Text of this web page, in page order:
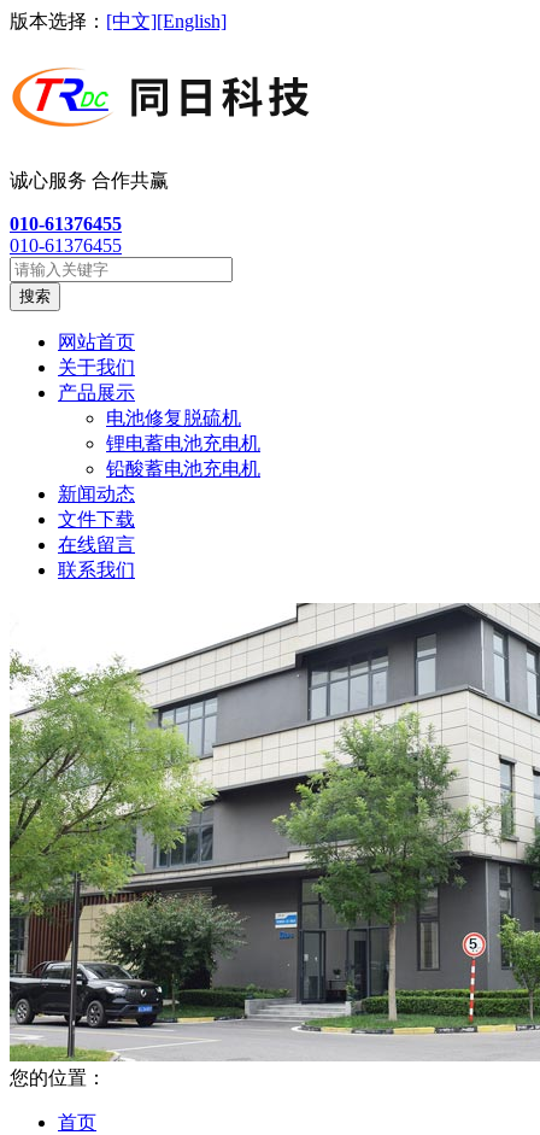
版本选择： [中文][English]
诚心服务 合作共赢
010-61376455
010-61376455
搜索
网站首页
关于我们
产品展示
电池修复脱硫机
锂电蓄电池充电机
铅酸蓄电池充电机
新闻动态
文件下载
在线留言
联系我们
您的位置：
首页